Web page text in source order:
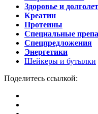
Здоровье и
Креатин
Протеины
Специальные
Спецпредложения
Энергетики
Шейкеры и бутылки
Поделитесь ссылкой: